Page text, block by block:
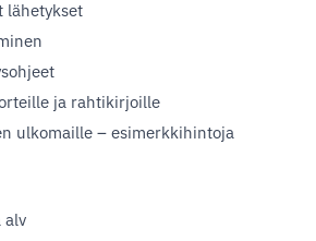
lähetykset
ja rahtikirjoille
ulkomaille – esimerkkihintoja
alv